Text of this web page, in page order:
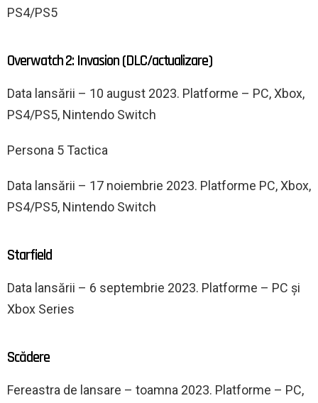
PS4/PS5
Overwatch 2: Invasion (DLC/actualizare)
Data lansării – 10 august 2023. Platforme – PC, Xbox,
PS4/PS5, Nintendo Switch
Persona 5 Tactica
Data lansării – 17 noiembrie 2023. Platforme PC, Xbox,
PS4/PS5, Nintendo Switch
Starfield
Data lansării – 6 septembrie 2023. Platforme – PC și
Xbox Series
Scădere
Fereastra de lansare – toamna 2023. Platforme – PC,